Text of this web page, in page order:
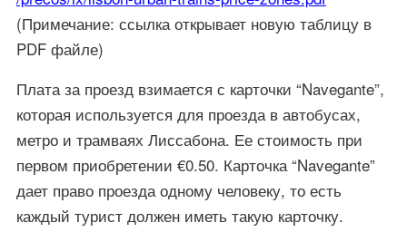
(Примечание: ссылка открывает новую таблицу в
PDF файле)
Плата за проезд взимается с карточки “Navegante”,
которая используется для проезда в автобусах,
метро и трамваях Лиссабона. Ее стоимость при
первом приобретении €0.50. Карточка “Navegante”
дает право проезда одному человеку, то есть
каждый турист должен иметь такую карточку.